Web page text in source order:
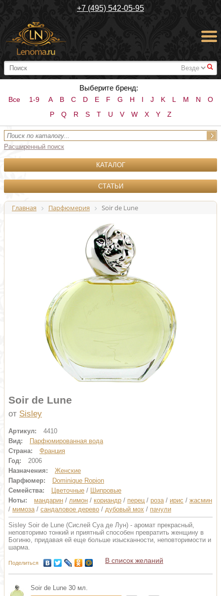
+7 (495) 542-05-95
#
Выберите бренд:
Все 1-9 A B C D E F G H I J K L M N
O
P
Q R S T U V W X Y Z
Расширенный поиск
КАТАЛОГ
СТАТЬИ
Главная Парфюмерия Soir de Lune
Soir de Lune
от Sisley
Артикул:
4410
Вид:
Парфюмированная вода
Страна:
Франция
Год:
2006
Назначения:
Женские
Парфюмер:
Dominique Ropion
Семейства:
Цветочные / Шипровые
Ноты:
мандарин / лимон / кориандр / перец / роза/ ирис / жасмин
/ мимоза/ сандаловое дерево / дубовый мох / пачули
Sisley Soir de Lune (Сислей Суа де Лун) - аромат прекрасный,
неповторимо тонкий и приятный способен превратить женщину в
Богиню, придавая ей еще больше изысканности, неповторимости и
шарма.
Поделиться В список желаний
Soir de Lune 30 мл.